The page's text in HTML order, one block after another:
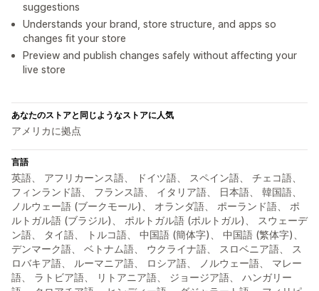
suggestions
Understands your brand, store structure, and apps so
changes fit your store
Preview and publish changes safely without affecting your
live store
あなたのストアと同じようなストアに人気
アメリカに拠点
言語
英語、 アフリカーンス語、 ドイツ語、 スペイン語、 チェコ語、
フィンランド語、 フランス語、 イタリア語、 日本語、 韓国語、
ノルウェー語 (ブークモール)、 オランダ語、 ポーランド語、 ポ
ルトガル語 (ブラジル)、 ポルトガル語 (ポルトガル)、 スウェーデ
ン語、 タイ語、 トルコ語、 中国語 (簡体字)、 中国語 (繁体字)、
デンマーク語、 ベトナム語、 ウクライナ語、 スロベニア語、 ス
ロバキア語、 ルーマニア語、 ロシア語、 ノルウェー語、 マレー
語、 ラトビア語、 リトアニア語、 ジョージア語、 ハンガリー